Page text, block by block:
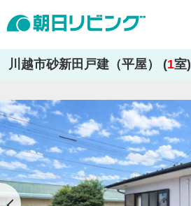
川越市砂新田戸建（平屋） (1室)